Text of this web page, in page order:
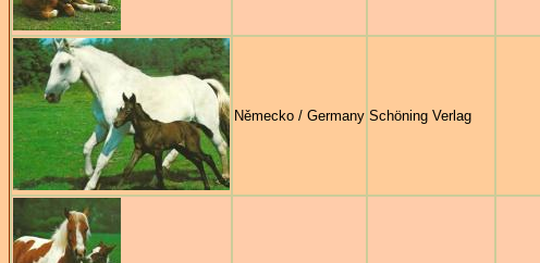
Německo / Germany Schöning Verlag